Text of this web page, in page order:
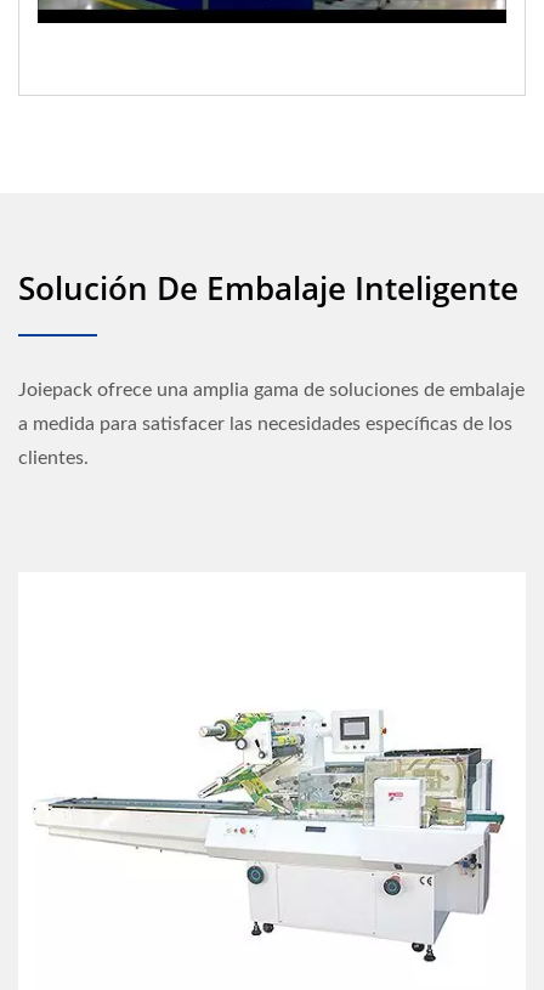
Solución De Embalaje Inteligente
Joiepack ofrece una amplia gama de soluciones de embalaje
a medida para satisfacer las necesidades específicas de los
clientes.